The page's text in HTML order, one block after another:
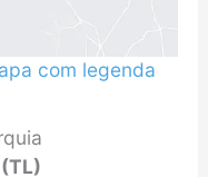
com legenda